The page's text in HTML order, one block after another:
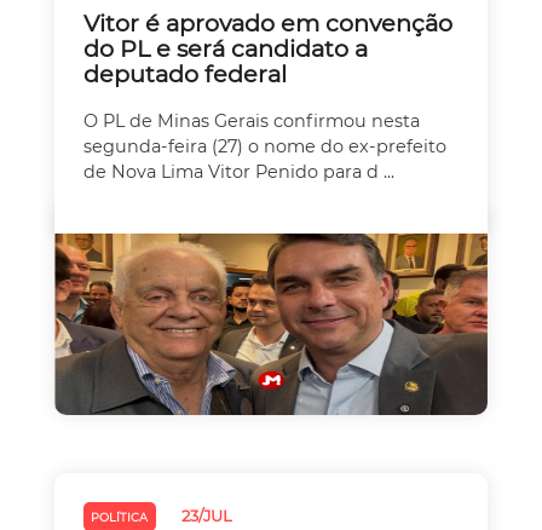
Vitor é aprovado em convenção
do PL e será candidato a
deputado federal
O PL de Minas Gerais confirmou nesta
segunda-feira (27) o nome do ex-prefeito
de Nova Lima Vitor Penido para d ...
POLÍTICA 23/JUL